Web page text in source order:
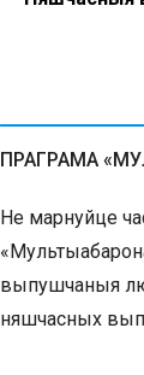
ПРАГРАМА
Не марнуйце
выпушчаныя
няшчасных